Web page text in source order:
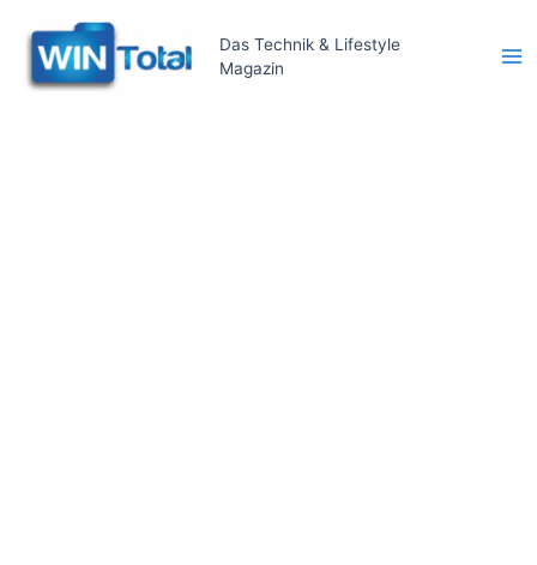
Inhalt
springen
Das Technik & Lifestyle
Magazin